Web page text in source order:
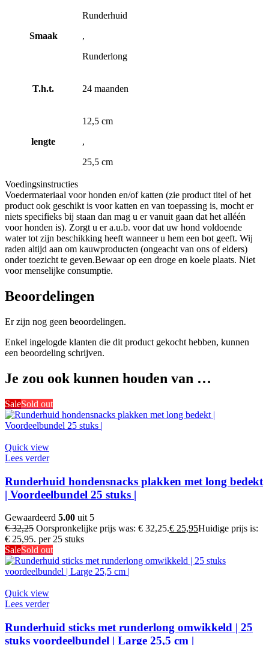
Smaak
Runderhuid
,
Runderlong
T.h.t. 24 maanden
lengte
12,5 cm
,
25,5 cm
Voedingsinstructies
Voedermateriaal voor honden en/of katten (zie product titel of het
product ook geschikt is voor katten en van toepassing is, mocht er
niets specifieks bij staan dan mag u er vanuit gaan dat het alléén
voor honden is). Zorgt u er a.u.b. voor dat uw hond voldoende
water tot zijn beschikking heeft wanneer u hem een bot geeft. Wij
raden altijd aan om kauwproducten (ongeacht van ons of elders)
onder toezicht te geven.Bewaar op een droge en koele plaats. Niet
voor menselijke consumptie.
Beoordelingen
Er zijn nog geen beoordelingen.
Enkel ingelogde klanten die dit product gekocht hebben, kunnen
een beoordeling schrijven.
Je zou ook kunnen houden van …
SaleSold out
Quick view
Lees verder
Runderhuid hondensnacks plakken met long bedekt
| Voordeelbundel 25 stuks |
Gewaardeerd 5.00 uit 5
€32,25 Oorspronkelijke prijs was: € 32,25.€ 25,95Huidige prijs is:
€ 25,95. per 25 stuks
SaleSold out
Quick view
Lees verder
Runderhuid sticks met runderlong omwikkeld | 25
stuks voordeelbundel | Large 25,5 cm |